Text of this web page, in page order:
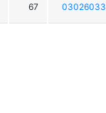
67 03026033